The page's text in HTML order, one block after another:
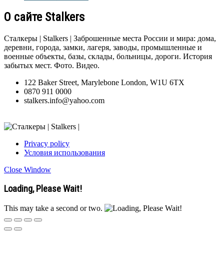
О сайте Stalkers
Сталкеры | Stalkers | Заброшенные места России и мира: дома,
деревни, города, замки, лагеря, заводы, промышленные и
военные объекты, базы, склады, больницы, дороги. История
забытых мест. Фото. Видео.
122 Baker Street, Marylebone London, W1U 6TX
0870 911 0000
stalkers.info@yahoo.com
Privacy policy
Условия использования
Close Window
Loading, Please Wait!
This may take a second or two.